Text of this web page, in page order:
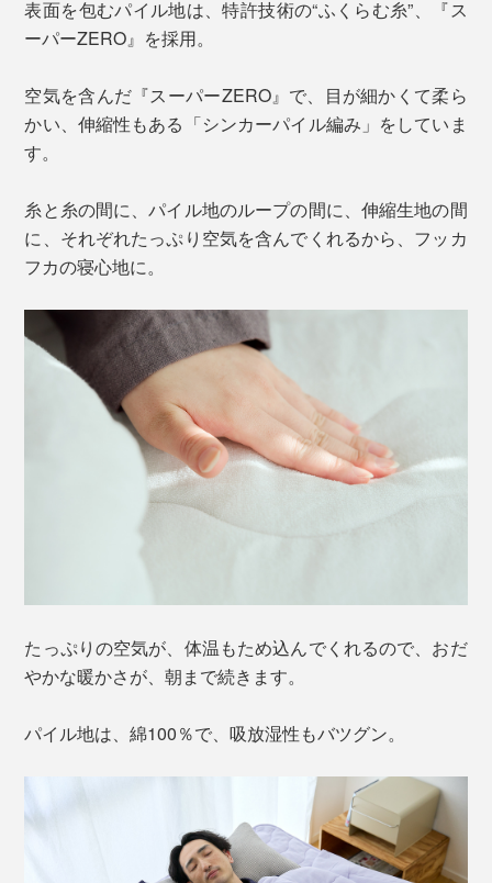
表面を包むパイル地は、特許技術の“ふくらむ糸”、『ス
ーパーZERO』を採用。
空気を含んだ『スーパーZERO』で、目が細かくて柔ら
かい、伸縮性もある「シンカーパイル編み」をしていま
す。
糸と糸の間に、パイル地のループの間に、伸縮生地の間
に、それぞれたっぷり空気を含んでくれるから、フッカ
フカの寝心地に。
たっぷりの空気が、体温もため込んでくれるので、おだ
やかな暖かさが、朝まで続きます。
パイル地は、綿100％で、吸放湿性もバツグン。